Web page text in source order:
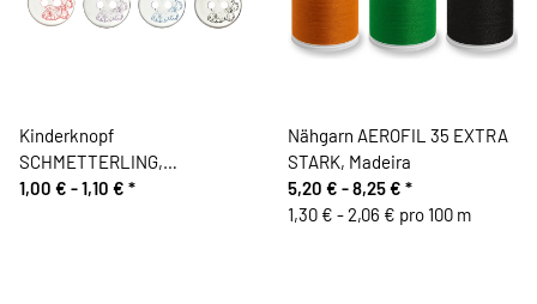
Kinderknopf
SCHMETTERLING,
transparent, Union Knopf
1,00 € -1,10 € *
Nähgarn AEROFIL 35 EXTRA
STARK, Madeira
5,20 € -8,25 € *
1,30 € - 2,06 € pro 100 m